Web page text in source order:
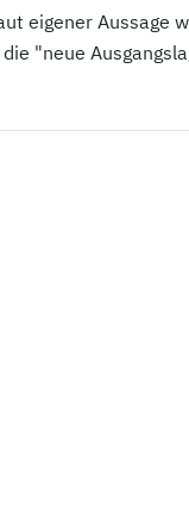
eigener Aussage
"neue